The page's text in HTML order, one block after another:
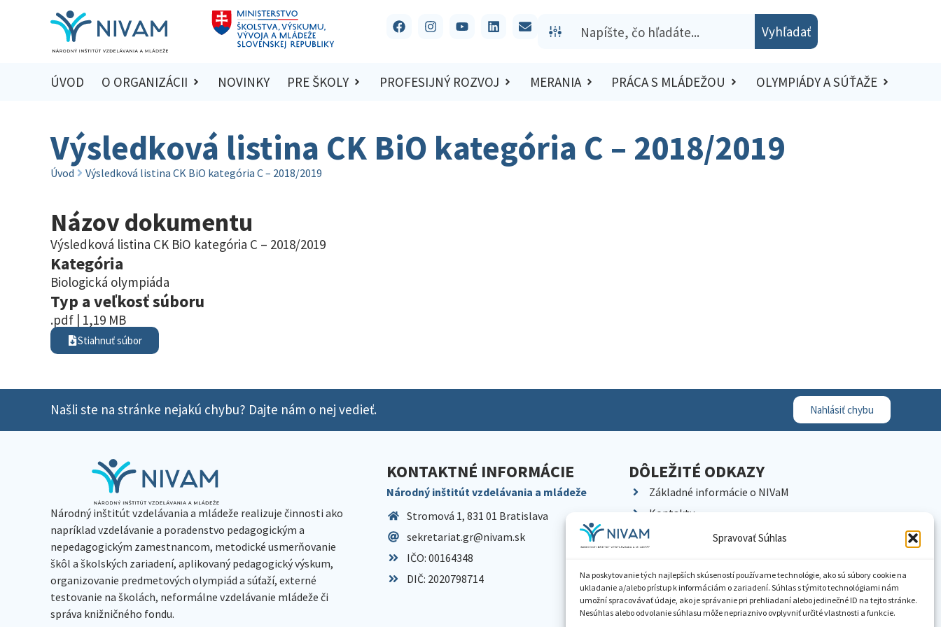
Spravovať Súhlas
Na poskytovanie tých najlepších skúseností používame technológie, ako sú súbory cookie na
ukladanie a/alebo prístup k informáciám o zariadení. Súhlas s týmito technológiami nám
umožní spracovávať údaje, ako je správanie pri prehliadaní alebo jedinečné ID na tejto stránke.
Nesúhlas alebo odvolanie súhlasu môže nepriaznivo ovplyvniť určité vlastnosti a funkcie.
Vyhľadať
ÚVOD O ORGANIZÁCII NOVINKY PRE ŠKOLY PROFESIJNÝ ROZVOJ MERANIA PRÁCA S MLÁDEŽOU OLYMPIÁDY A SÚŤAŽE
Výsledková listina CK BiO kategória C – 2018/2019
Úvod Výsledková listina CK BiO kategória C – 2018/2019
Názov dokumentu
Výsledková listina CK BiO kategória C – 2018/2019
Kategória
Biologická olympiáda
Typ a veľkosť súboru
.pdf | 1,19 MB
Stiahnuť súbor
Našli ste na stránke nejakú chybu? Dajte nám o nej vedieť. Nahlásiť chybu
Národný inštitút vzdelávania a mládeže realizuje činnosti ako
napríklad vzdelávanie a poradenstvo pedagogickým a
nepedagogickým zamestnancom, metodické usmerňovanie
škôl a školských zariadení, aplikovaný pedagogický výskum,
organizovanie predmetových olympiád a súťaží, externé
testovanie na školách, neformálne vzdelávanie mládeže či
správa knižničného fondu.
KONTAKTNÉ INFORMÁCIE
Národný inštitút vzdelávania a mládeže
Stromová 1, 831 01 Bratislava
sekretariat.gr@nivam.sk
IČO: 00164348
DIČ: 2020798714
DÔLEŽITÉ ODKAZY
Základné informácie o NIVaM
Kontakty
Kariéra
Pracoviská NIVaM
Dokumenty inštitúcie
Knižnica